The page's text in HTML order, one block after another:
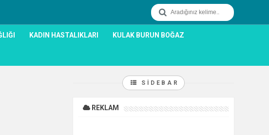
KADIN HASTALIKLARI KULAK BURUN BOĞAZ
SIDEBAR
REKLAM